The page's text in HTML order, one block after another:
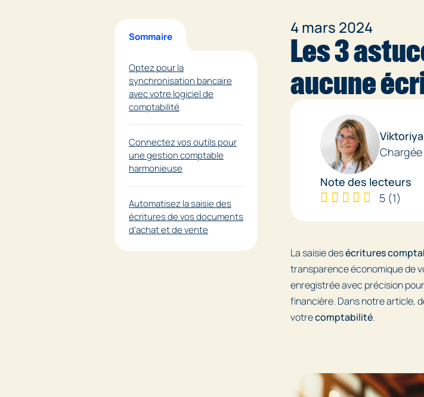
Sommaire
Optez pour la
synchronisation bancaire
avec votre logiciel de
comptabilité
Connectez vos outils pour
une gestion comptable
harmonieuse
Automatisez la saisie des
écritures de vos documents
d’achat et de vente
4 mars 2024
Les 3
aucune
Note des lecteurs
5 (1)
La saisie desécritures
transparence économique de
enregistrée avec précision
financière. Dans notre article,
votrecomptabilité.